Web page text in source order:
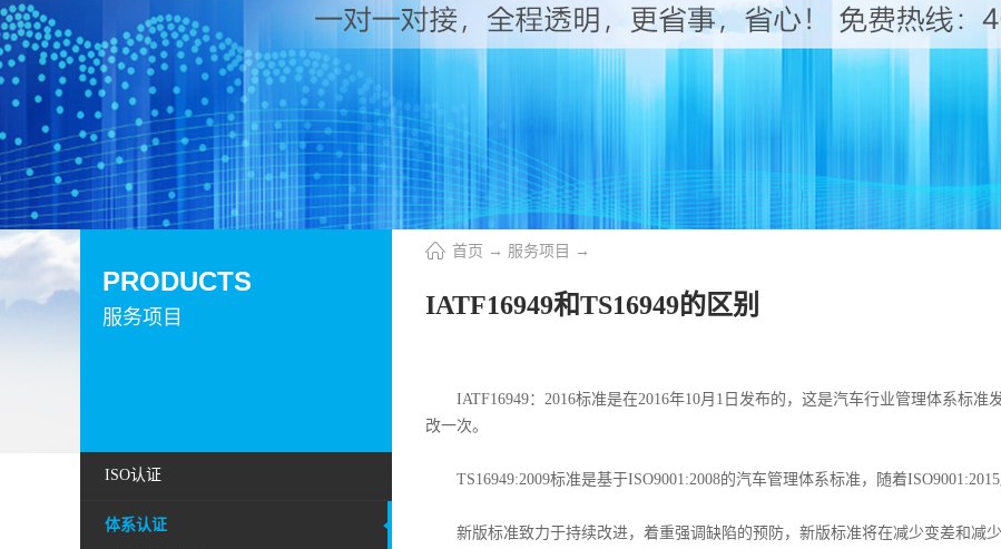
服务项目
PRODUCTS
ISO认证
体系认证
首页 → 服务项目 →
IATF16949和TS16949的区别
IATF16949：2016标准是在2016年10月1日发布的，这是汽车行业管理体系标准
改一次。
TS16949:2009标准是基于ISO9001:2008的汽车管理体系标准，随着ISO9001:2015
新版标准致力于持续改进，着重强调缺陷的预防，新版标准将在减少变差和减少